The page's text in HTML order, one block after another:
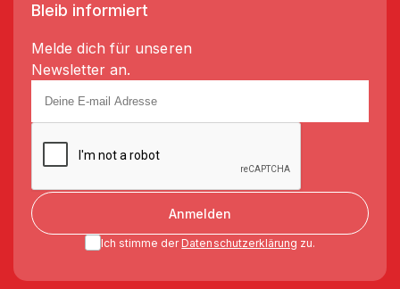
Bleib informiert
Melde dich für unseren
Newsletter an.
Anmelden
Ich stimme der Datenschutzerklärung zu.